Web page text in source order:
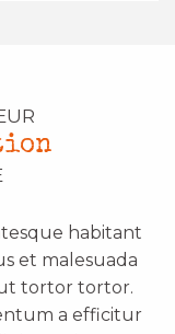
habitant
et malesuada
ut tortor tortor.
a efficitur